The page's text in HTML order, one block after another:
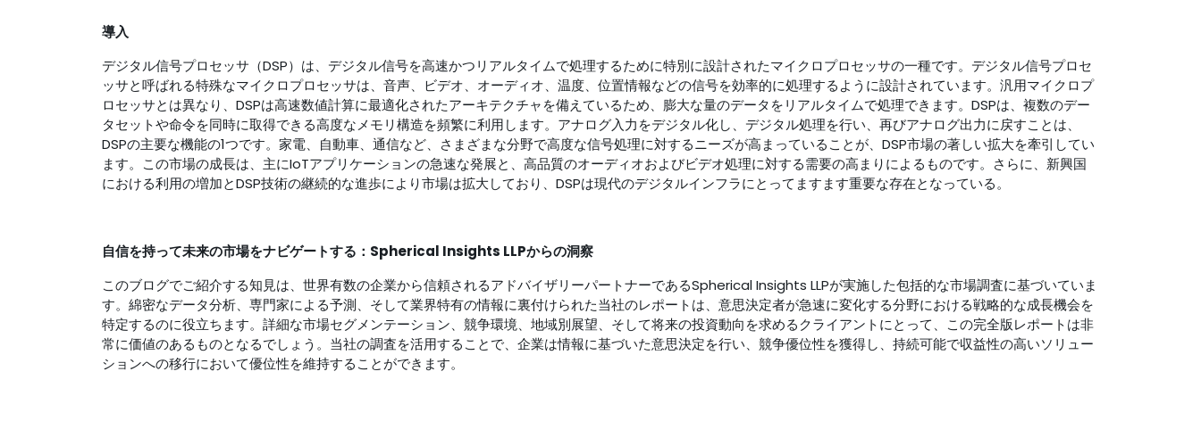
導入
デジタル信号プロセッサ（DSP）は、デジタル信号を高速かつリアルタイムで処理するために特別に設計されたマイクロプロセッサの一種です。デジタル信号プロセ
ッサと呼ばれる特殊なマイクロプロセッサは、音声、ビデオ、オーディオ、温度、位置情報などの信号を効率的に処理するように設計されています。汎用マイクロプ
ロセッサとは異なり、DSPは高速数値計算に最適化されたアーキテクチャを備えているため、膨大な量のデータをリアルタイムで処理できます。DSPは、複数のデー
タセットや命令を同時に取得できる高度なメモリ構造を頻繁に利用します。アナログ入力をデジタル化し、デジタル処理を行い、再びアナログ出力に戻すことは、
DSPの主要な機能の1つです。家電、自動車、通信など、さまざまな分野で高度な信号処理に対するニーズが高まっていることが、DSP市場の著しい拡大を牽引してい
ます。この市場の成長は、主にIoTアプリケーションの急速な発展と、高品質のオーディオおよびビデオ処理に対する需要の高まりによるものです。さらに、新興国
における利用の増加とDSP技術の継続的な進歩により市場は拡大しており、DSPは現代のデジタルインフラにとってますます重要な存在となっている。
自信を持って未来の市場をナビゲートする：Spherical Insights LLPからの洞察
このブログでご紹介する知見は、世界有数の企業から信頼されるアドバイザリーパートナーであるSpherical Insights LLPが実施した包括的な市場調査に基づいていま
す。綿密なデータ分析、専門家による予測、そして業界特有の情報に裏付けられた当社のレポートは、意思決定者が急速に変化する分野における戦略的な成長機会を
特定するのに役立ちます。詳細な市場セグメンテーション、競争環境、地域別展望、そして将来の投資動向を求めるクライアントにとって、この完全版レポートは非​​
常に価値のあるものとなるでしょう。当社の調査を活用することで、企業は情報に基づいた意思決定を行い、競争優位性を獲得し、持続可能で収益性の高いソリュー
ションへの移行において優位性を維持することができます。